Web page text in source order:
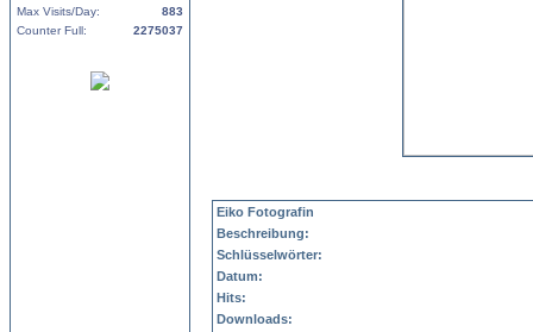
Max Visits/Day:
883
Counter Full:
2275037
Eiko Fotografin
Beschreibung:
Schlüsselwörter:
Datum:
Hits:
Downloads: